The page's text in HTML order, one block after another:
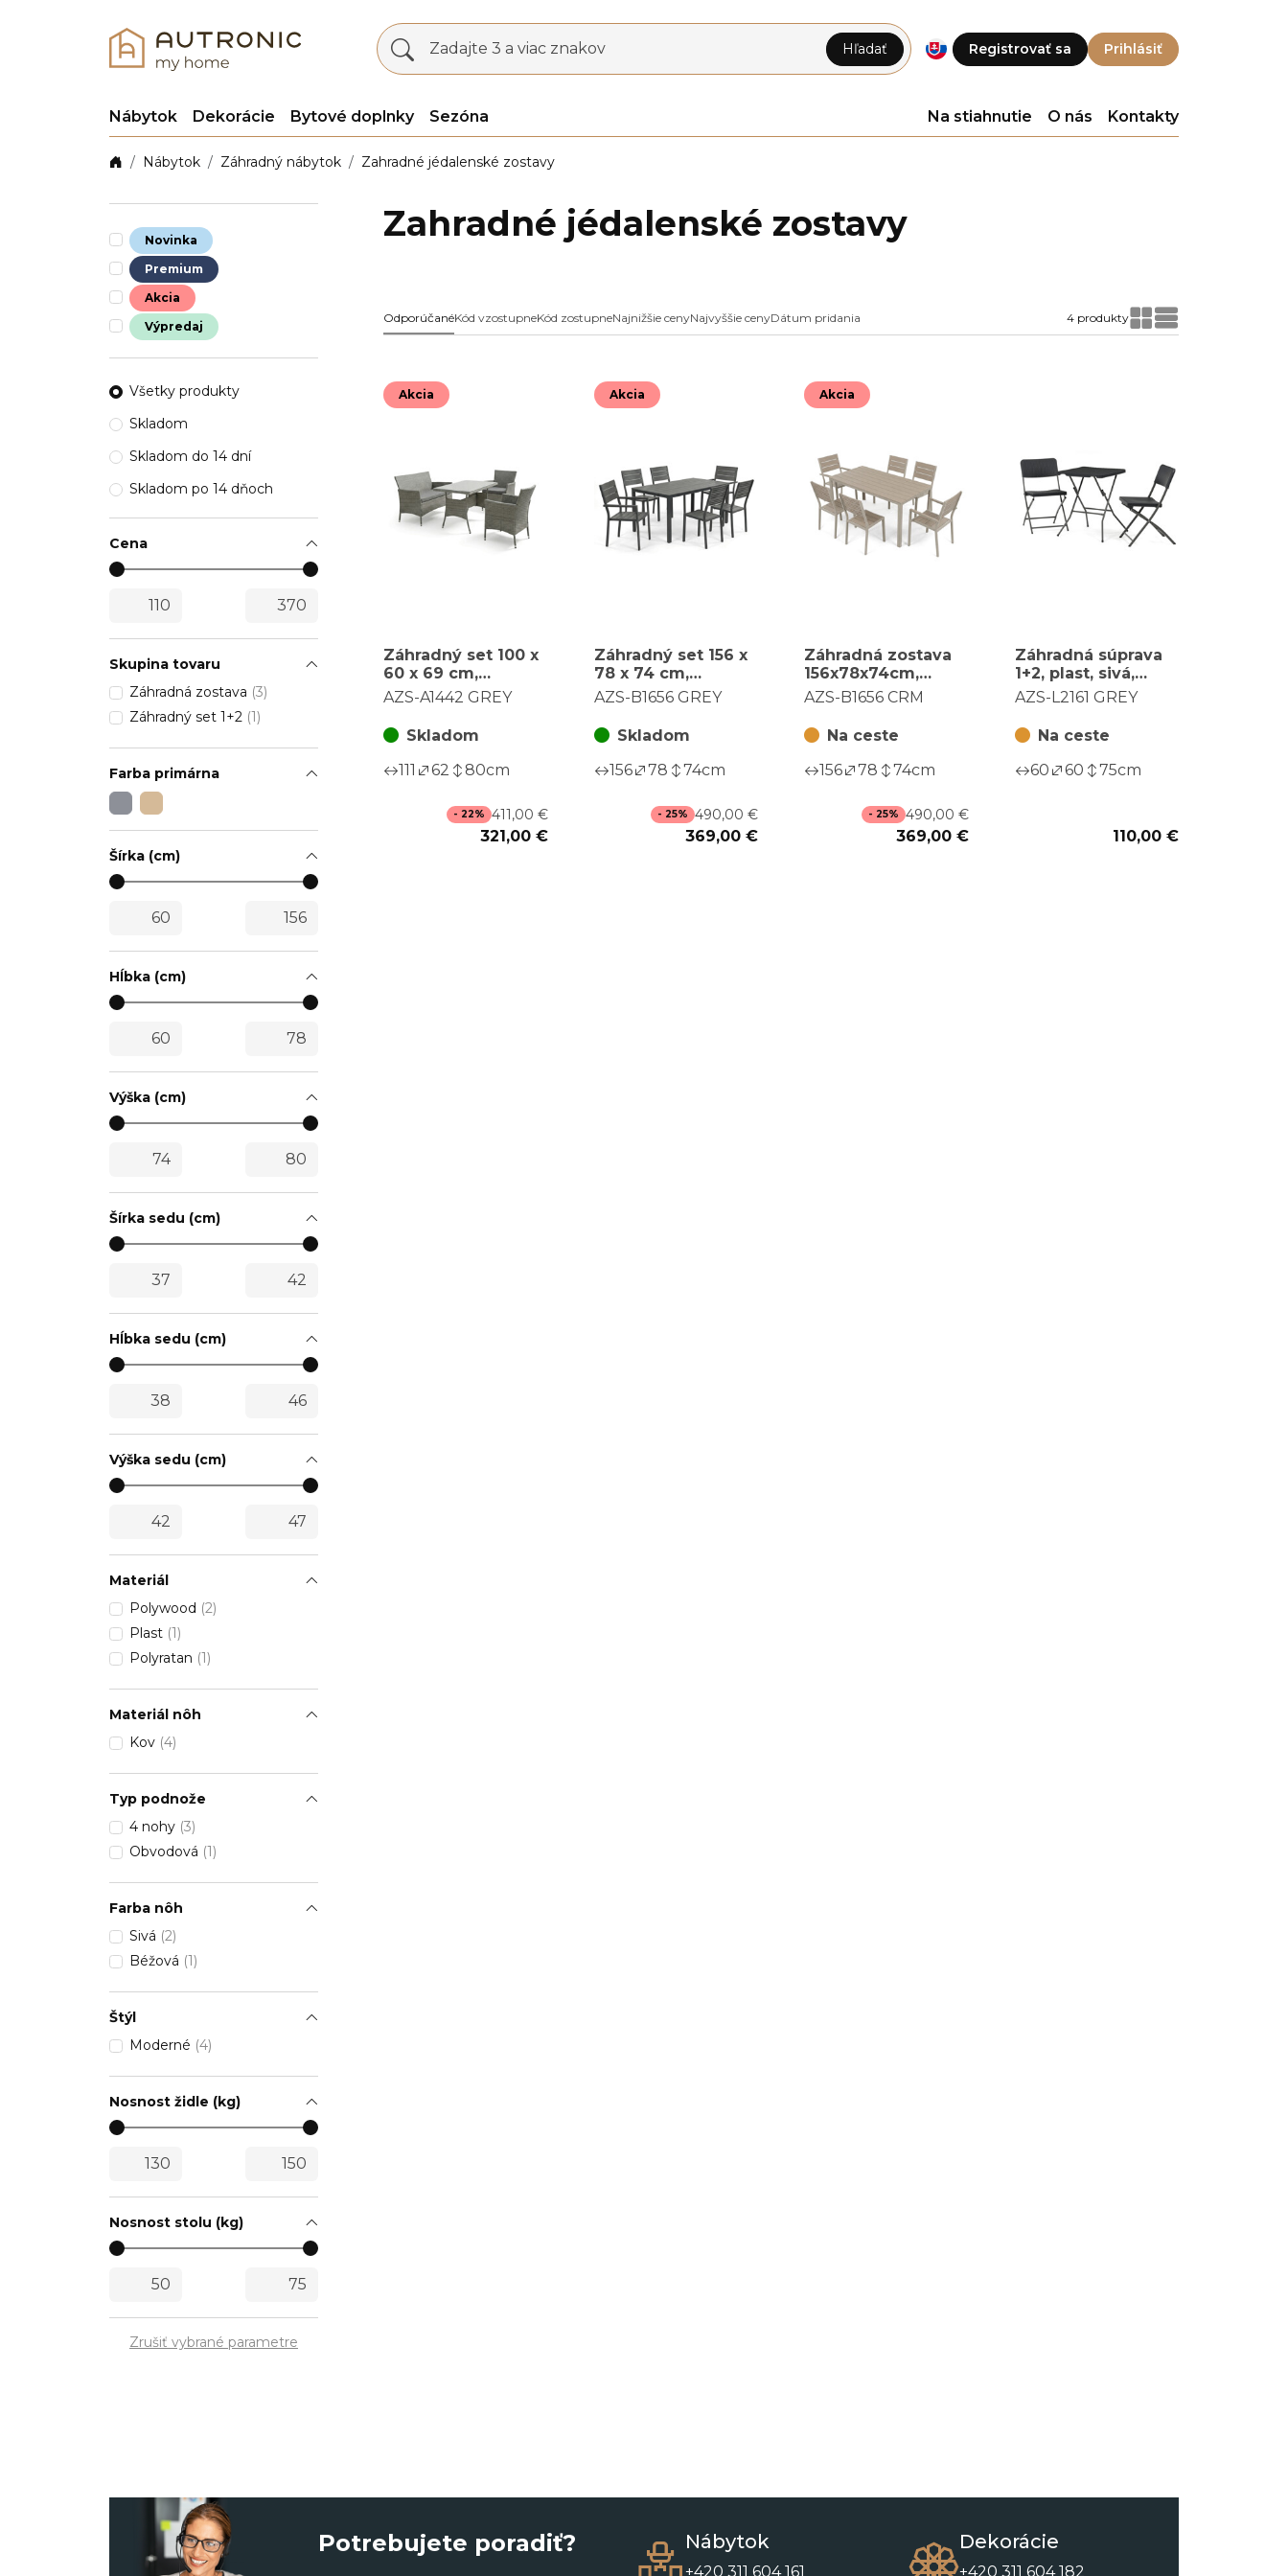
Registrovať sa Prihlásiť
Zadajte 3 a viac znakov Hľadať
Nábytok Dekorácie Bytové doplnky Sezóna Na stiahnutie O nás Kontakty
Nábytok Záhradný nábytok Zahradné jédalenské zostavy
Novinka
Premium
Akcia
Výpredaj
Všetky produkty
Skladom
Skladom do 14 dní
Skladom po 14 dňoch
Cena
Skupina tovaru
Záhradná zostava (3)
Záhradný set 1+2 (1)
Farba primárna
Šírka (cm)
Hĺbka (cm)
Výška (cm)
Šírka sedu (cm)
Hĺbka sedu (cm)
Výška sedu (cm)
Materiál
Polywood (2)
Plast (1)
Polyratan (1)
Materiál nôh
Kov (4)
Typ podnože
4 nohy (3)
Obvodová (1)
Farba nôh
Sivá (2)
Béžová (1)
Štýl
Moderné (4)
Nosnost židle (kg)
Nosnost stolu (kg)
Zrušiť vybrané parametre
Zahradné jédalenské zostavy
OdporúčanéKód vzostupneKód zostupneNajnižšie cenyNajvyššie cenyDátum pridania 4 produkty
Akcia
Záhradný set 100 x
60 x 69 cm,
polyrotang, sivá,
AZS-A1442 GREY
Skladom
111
62 80cm
- 22% 411,00 €
321,00 €
Akcia
Záhradný set 156 x
78 x 74 cm,
polywood, sivá,
AZS-B1656 GREY
Skladom
156
78 74cm
- 25% 490,00 €
369,00 €
Akcia
Záhradná zostava
156x78x74cm,
polywood, béžová,
AZS-B1656 CRM
Na ceste
156
78 74cm
- 25% 490,00 €
369,00 €
Záhradná súprava
1+2, plast, sivá,
AZS-L2161 GREY
AZS-L2161 GREY
Na ceste
60
60 75cm
110,00 €
Potrebujete poradiť? Nábytok
+420 311 604 161
Dekorácie
+420 311 604 182